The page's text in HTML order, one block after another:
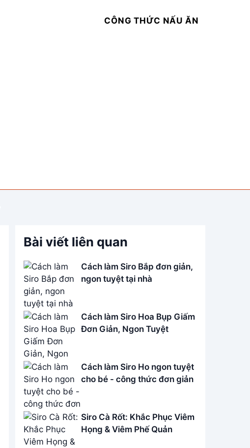
CÔNG THỨC NẤU ĂN
Bài viết liên quan
Cách làm Siro Bắp đơn giản,
ngon tuyệt tại nhà
Cách làm Siro Hoa Bụp Giấm
Đơn Giản, Ngon Tuyệt
Cách làm Siro Ho ngon tuyệt
cho bé - công thức đơn giản
Siro Cà Rốt: Khắc Phục Viêm
Họng & Viêm Phế Quản